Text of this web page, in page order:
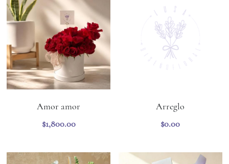
Amor amor
$1,800.00
Arreglo
$0.00